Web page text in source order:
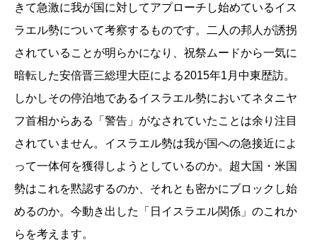
きて急激に我が国に対してアプローチし始めているイス
ラエル勢について考察するものです。二人の邦人が誘拐
されていることが明らかになり、祝祭ムードから一気に
暗転した安倍晋三総理大臣による2015年1月中東歴訪。
しかしその停泊地であるイスラエル勢においてネタニヤ
フ首相からある「警告」がなされていたことは余り注目
されていません。イスラエル勢は我が国への急接近によ
って一体何を獲得しようとしているのか。超大国・米国
勢はこれを黙認するのか、それとも密かにブロックし始
めるのか。今動き出した「日イスラエル関係」のこれか
らを考えます。